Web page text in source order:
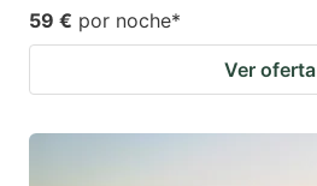
59 € por noche*
Ver oferta